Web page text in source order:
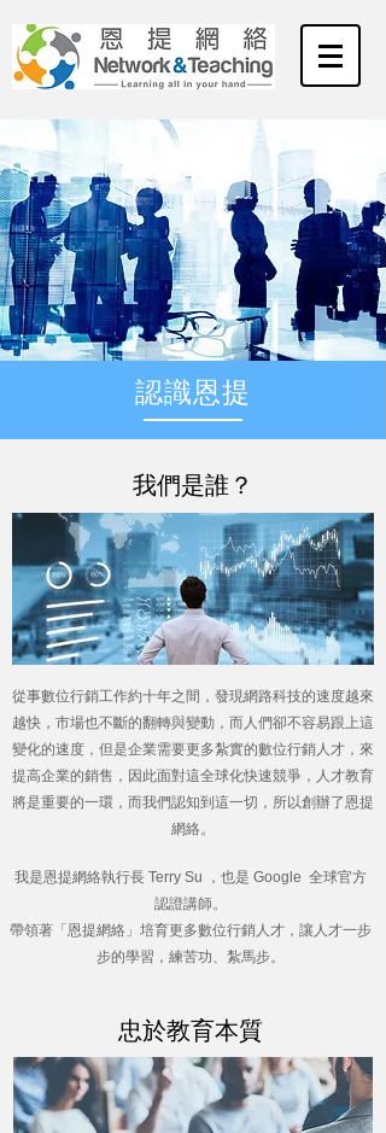
​認識恩提
我是恩提網絡執行長 Terry Su ， 也是 Google 全球官方
認證講師。
帶領著「恩提網絡」培育更多數位行銷人才 ， 讓人才一步
步的學習 ， 練苦功、 紮馬步。
從事數位行銷工作約十年之間 ， 發現網路科技的速度越來
越快 ， 市場也不斷的翻轉與變動 ， 而人們卻不容易跟上這
變化的速度 ， 但是企業需要更多紮實的數位行銷人才 ， 來
提高企業的銷售 ， 因此面對這全球化快速競爭 ， 人才教育
將是重要的一環 ， 而我們認知到這一切 ， 所以創辦了恩提
網絡。
我們是誰？
忠於教育本質